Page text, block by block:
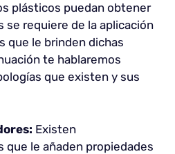
plásticos puedan obtener
requiere de la aplicación
que le brinden dichas
te hablaremos
que existen y sus
Existen
que le añaden propiedades